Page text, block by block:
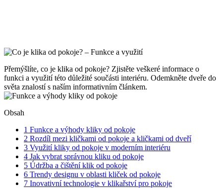
Přemýšlíte, co je ​klika od pokoje? Zjistěte veškeré informace o
funkci ⁢a využití této důležité součásti interiéru. Odemkněte dveře do
světa znalostí s naším informativním článkem.
Obsah
1 Funkce a výhody kliky⁢ od pokoje
2 Rozdíl mezi kličkami od‌ pokoje a kličkami od dveří
3 Využití‍ kliky od⁢ pokoje v moderním interiéru
4 Jak vybrat správnou kliku od​ pokoje
5 Údržba a čištění klik od pokoje
6 Trendy ​designu v oblasti kliček od pokoje
7 Inovativní technologie v klikařství pro pokoje